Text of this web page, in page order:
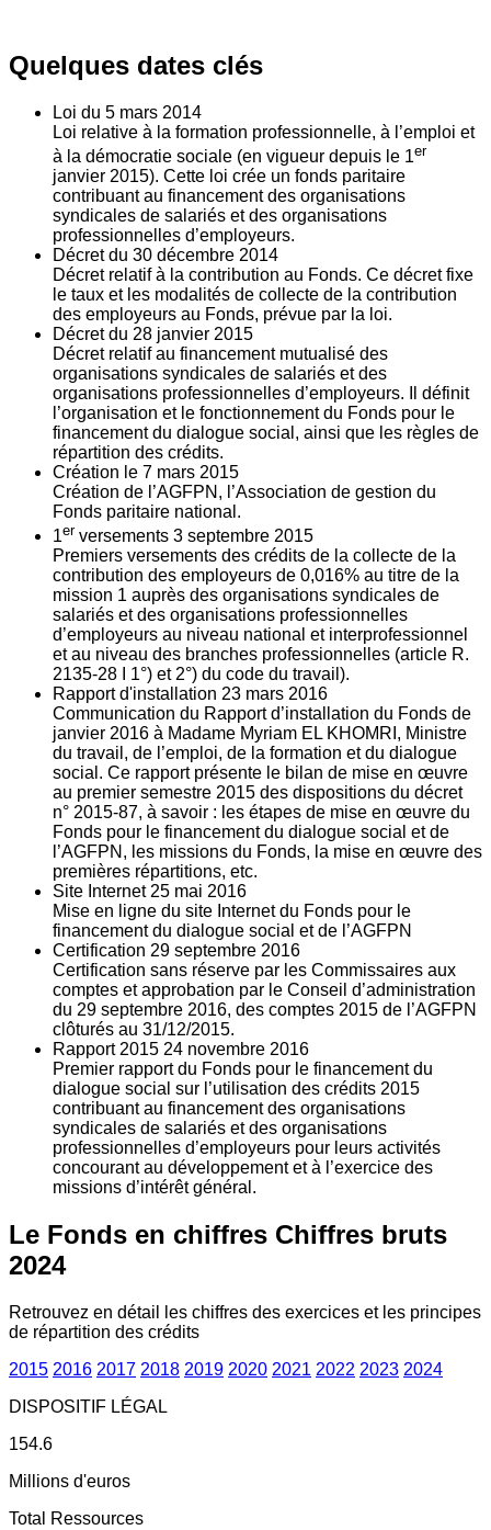
Quelques dates clés
Loi du 5 mars 2014
Loi relative à la formation professionnelle, à l’emploi et
à la démocratie sociale (en vigueur depuis le 1er
janvier 2015). Cette loi crée un fonds paritaire
contribuant au financement des organisations
syndicales de salariés et des organisations
professionnelles d’employeurs.
Décret du 30 décembre 2014
Décret relatif à la contribution au Fonds. Ce décret fixe
le taux et les modalités de collecte de la contribution
des employeurs au Fonds, prévue par la loi.
Décret du 28 janvier 2015
Décret relatif au financement mutualisé des
organisations syndicales de salariés et des
organisations professionnelles d’employeurs. Il définit
l’organisation et le fonctionnement du Fonds pour le
financement du dialogue social, ainsi que les règles de
répartition des crédits.
Création le 7 mars 2015
Création de l’AGFPN, l’Association de gestion du
Fonds paritaire national.
1er versements 3 septembre 2015
Premiers versements des crédits de la collecte de la
contribution des employeurs de 0,016% au titre de la
mission 1 auprès des organisations syndicales de
salariés et des organisations professionnelles
d’employeurs au niveau national et interprofessionnel
et au niveau des branches professionnelles (article R.
2135‐28 I 1°) et 2°) du code du travail).
Rapport d'installation 23 mars 2016
Communication du Rapport d’installation du Fonds de
janvier 2016 à Madame Myriam EL KHOMRI, Ministre
du travail, de l’emploi, de la formation et du dialogue
social. Ce rapport présente le bilan de mise en œuvre
au premier semestre 2015 des dispositions du décret
n° 2015-87, à savoir : les étapes de mise en œuvre du
Fonds pour le financement du dialogue social et de
l’AGFPN, les missions du Fonds, la mise en œuvre des
premières répartitions, etc.
Site Internet 25 mai 2016
Mise en ligne du site Internet du Fonds pour le
financement du dialogue social et de l’AGFPN
Certification 29 septembre 2016
Certification sans réserve par les Commissaires aux
comptes et approbation par le Conseil d’administration
du 29 septembre 2016, des comptes 2015 de l’AGFPN
clôturés au 31/12/2015.
Rapport 2015 24 novembre 2016
Premier rapport du Fonds pour le financement du
dialogue social sur l’utilisation des crédits 2015
contribuant au financement des organisations
syndicales de salariés et des organisations
professionnelles d’employeurs pour leurs activités
concourant au développement et à l’exercice des
missions d’intérêt général.
Le Fonds en chiffres Chiffres bruts
2024
Retrouvez en détail les chiffres des exercices et les principes
de répartition des crédits
2015 2016 2017 2018 2019 2020 2021 2022 2023 2024
DISPOSITIF LÉGAL
154.6
Millions d'euros
Total Ressources